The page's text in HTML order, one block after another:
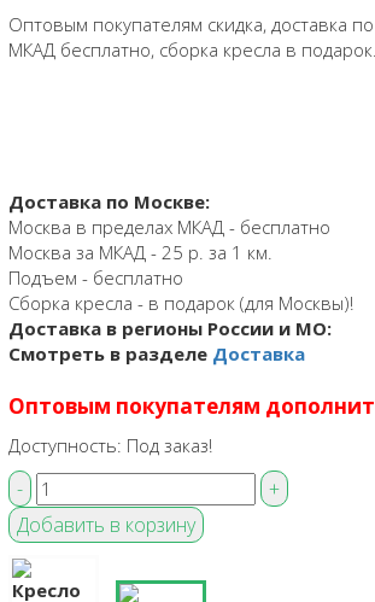
Оптовым покупателям скидка, доставка
МКАД бесплатно, сборка кресла в подарок.
Доставка по Москве:
Москва в пределах МКАД - бесплатно
Москва за МКАД - 25 р. за 1 км.
Подъем - бесплатно
Сборка кресла - в подарок (для Москвы)!
Доставка в регионы России и МО:
Смотреть в разделе Доставка
Оптовым покупателям
Доступность: Под заказ!